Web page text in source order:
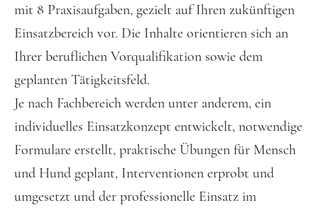
mit 8 Praxisaufgaben, gezielt auf Ihren zukünftigen
Einsatzbereich vor. Die Inhalte orientieren sich an
Ihrer beruflichen Vorqualifikation sowie dem
geplanten Tätigkeitsfeld.
Je nach Fachbereich werden unter anderem, ein
individuelles Einsatzkonzept entwickelt, notwendige
Formulare erstellt, praktische Übungen für Mensch
und Hund geplant, Interventionen erprobt und
umgesetzt und der professionelle Einsatz im